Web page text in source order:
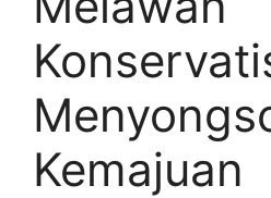
Kemajuan